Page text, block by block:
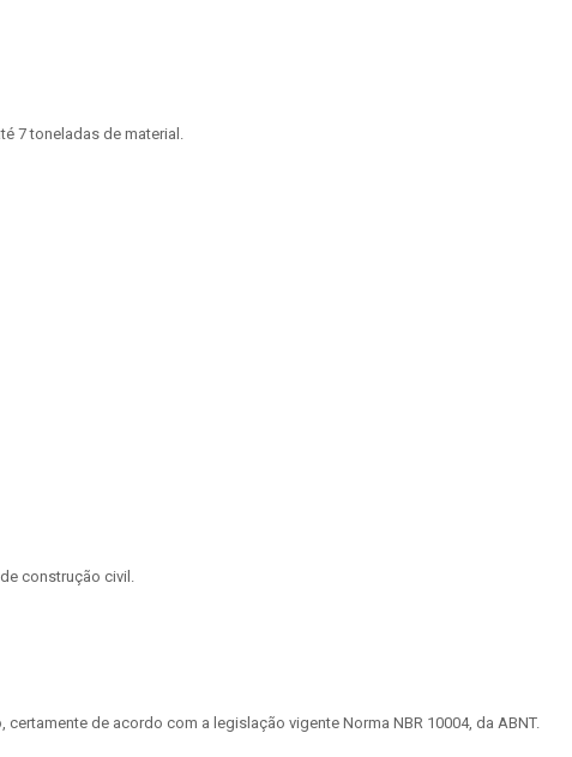
7 toneladas de material.
construção civil.
de acordo com a legislação vigente Norma NBR 10004, da ABNT.